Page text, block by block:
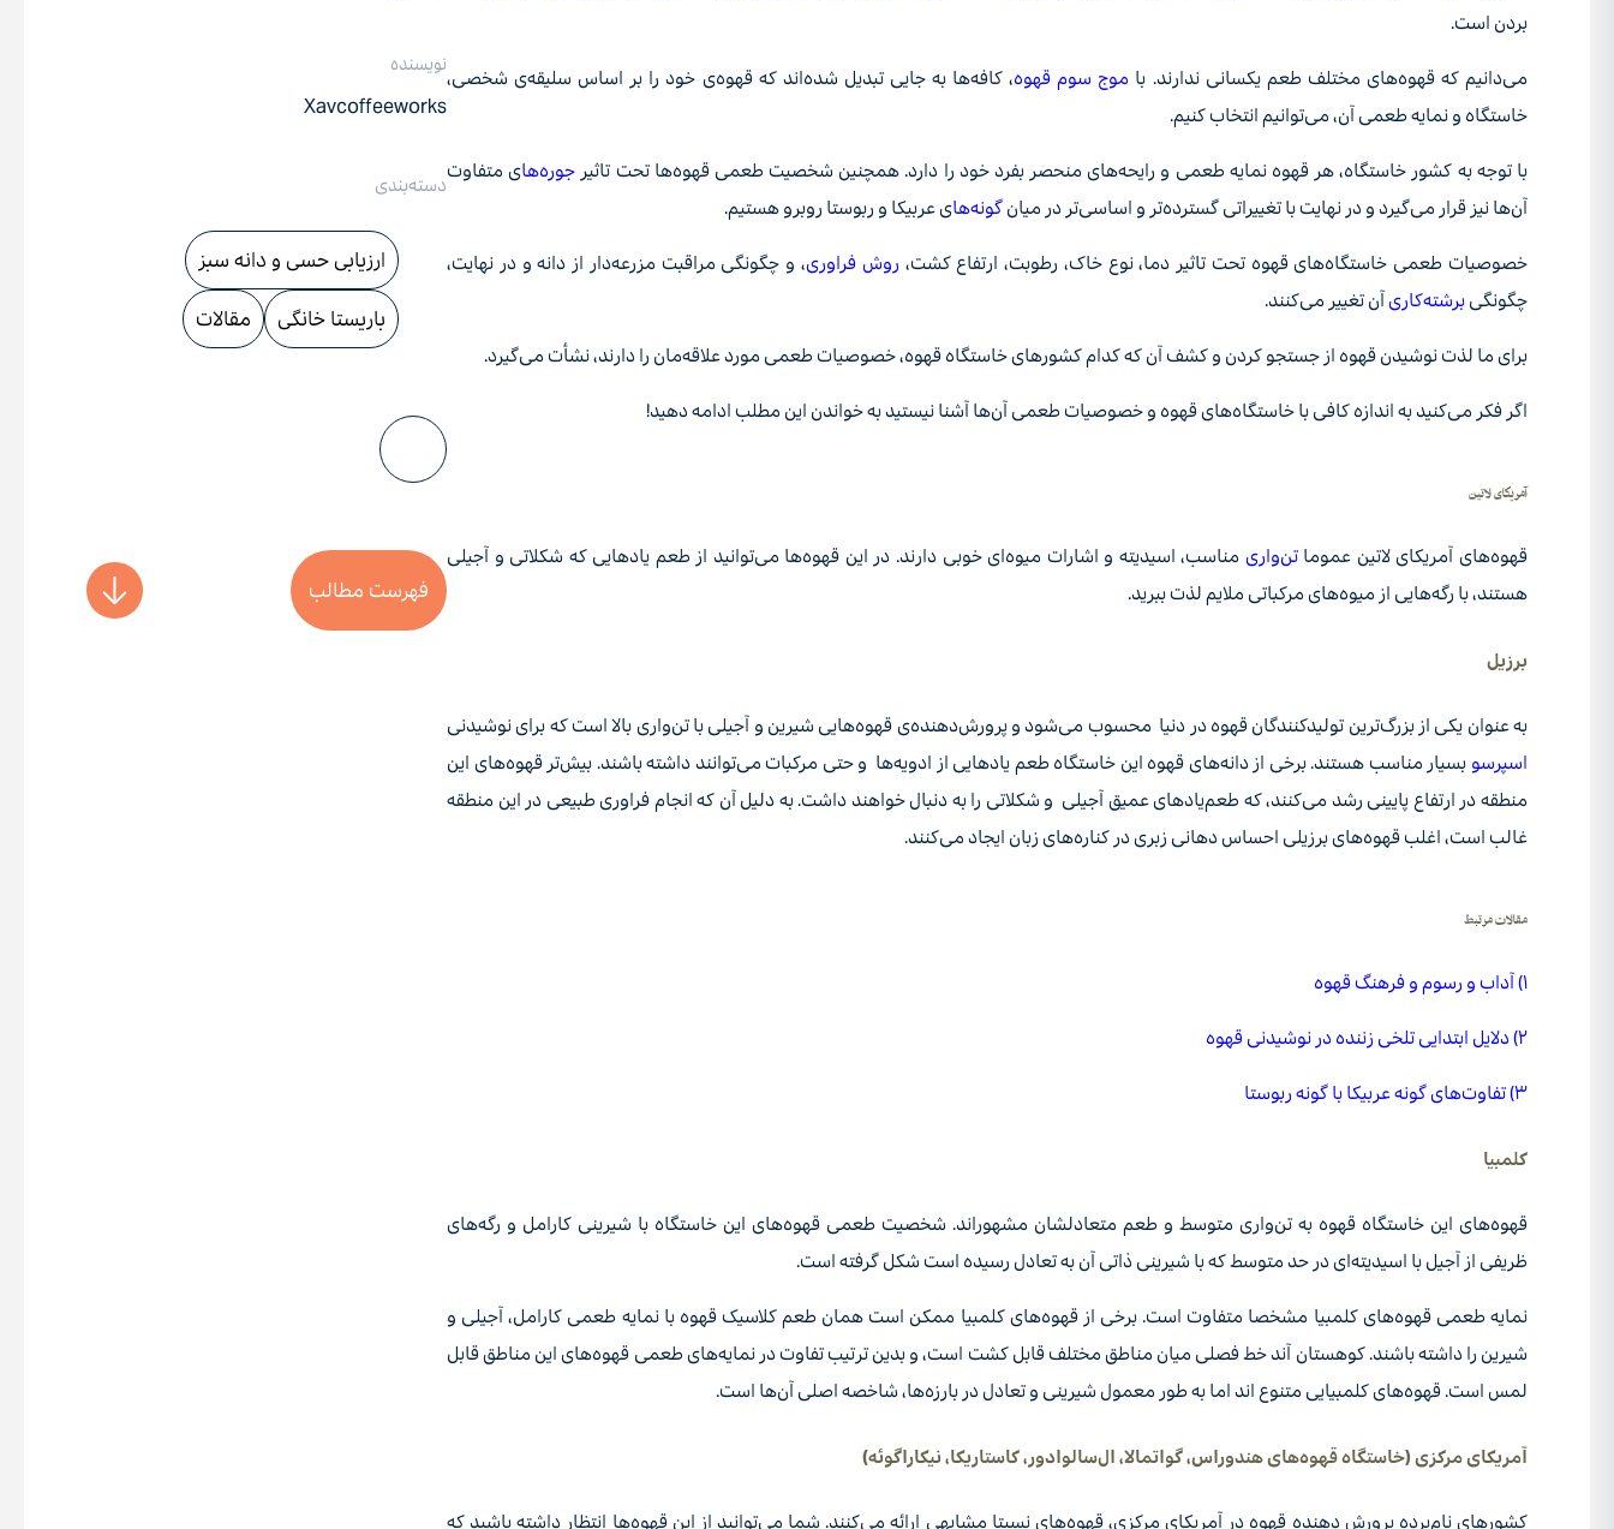
بردن است.
می‌دانیم که قهوه‌های مختلف طعم یکسانی ندارند. با موج سوم قهوه، کافه‌ها به جایی تبدیل شده‌اند که قهوه‌ی خود را بر اساس سلیقه‌ی شخصی،
خاستگاه و نمایه طعمی آن، می‌توانیم‌ انتخاب ‌کنیم.
با توجه به کشور خاستگاه، هر قهوه نمایه طعمی و رایحه‌های منحصر بفرد خود را دارد. همچنین شخصیت‌ طعمی قهوه‌ها تحت تاثیر جوره‌های متفاوت
آن‌ها نیز قرار می‌گیرد و در نهایت با تغییراتی گسترده‌تر و اساسی‌تر در میان گونه‌های عربیکا و ربوستا روبرو هستیم.
خصوصیات طعمی خاستگاه‌های قهوه تحت تاثیر دما، نوع خاک، رطوبت، ارتفاع کشت، روش فراوری، و چگونگی مراقبت مزرعه‌دار از دانه و در نهایت،
چگونگی برشته‌کاری آن تغییر می‌کنند.
برای ما لذت نوشیدن قهوه از جستجو کردن و کشف آن‌ که کدام کشورهای خاستگاه قهوه، خصوصیات طعمی مورد علاقه‌‌مان را دارند، نشأت می‌گیرد.
اگر فکر می‌کنید به اندازه کافی با خاستگاه‌های قهوه و خصوصیات طعمی آن‌ها آشنا نیستید به خواندن این مطلب ادامه دهید!
آمریکای لاتین
قهوه‌های آمریکای لاتین عموماتن‌واری مناسب، اسیدیته و اشارات میوه‌ای خوبی دارند. در این قهوه‌ها می‌توانید از طعم یادهایی که شکلاتی و آجیلی
هستند، با رگه‌هایی از میوه‌های مرکباتی ملایم لذت ببرید.
برزیل
به عنوان یکی از بزرگ‌ترین تولیدکنندگان قهوه در دنیا محسوب می‌شود و پرورش‌دهنده‌ی قهوه‌هایی شیرین و آجیلی با تن‌واری بالا است که برای نوشیدنی
اسپرسو بسیار مناسب هستند. برخی از دانه‌های قهوه این خاستگاه طعم یادهایی از ادویه‌ها و حتی مرکبات می‌توانند داشته باشند. بیش‌تر قهوه‌های این
منطقه در ارتفاع پایینی رشد می‌کنند، که طعم‌یادهای عمیق آجیلی و شکلاتی را به دنبال خواهند داشت. به دلیل آن که انجام فراوری طبیعی در این منطقه
غالب است، اغلب قهوه‌های برزیلی احساس دهانی زبری در کناره‌های زبان ایجاد می‌کنند.
مقالات مرتبط
۱) آداب و رسوم و فرهنگ قهوه
۲) دلایل ابتدایی تلخی زننده در نوشیدنی قهوه
۳) تفاوت‌های گونه عربیکا با گونه ربوستا
کلمبیا
قهوه‌های این خاستگاه قهوه به تن‌واری متوسط و طعم متعادلشان مشهوراند. شخصیت طعمی قهوه‌های این خاستگاه با شیرینی کارامل و رگه‌های
ظریفی از آجیل‌ با اسیدیته‌ای در حد متوسط که با شیرینی ذاتی آن به تعادل رسیده است شکل گرفته است.
نمایه طعمی قهوه‌های کلمبیا مشخصا متفاوت است. برخی از قهوه‌های کلمبیا ممکن است همان طعم کلاسیک قهوه با نمایه طعمی کارامل، آجیلی و
شیرین را داشته باشند. کوهستان آند خط فصلی میان مناطق مختلف قابل کشت است، و بدین ترتیب تفاوت در نمایه‌های طعمی قهوه‌های این مناطق قابل
لمس است. قهوه‌های کلمبیایی متنوع اند اما به طور معمول شیرینی و تعادل در بارزه‌ها، شاخصه اصلی آن‌ها است.
آمریکای مرکزی (خاستگاه‌ قهوه‌های هندوراس، گواتمالا، ال‌سالوادور، کاستاریکا، نیکاراگوئه)
کشورهای نام‌برده پرورش دهنده قهوه در آمریکای مرکزی، قهوه‌های نسبتا مشابهی ارائه می‌کنند. شما می‌توانید از این قهوه‌ها انتظار داشته باشید که
نویسنده
Xavcoffeeworks
دسته‌بندی
ارزیابی حسی و دانه سبز
باریستا خانگی مقالات
فهرست مطالب